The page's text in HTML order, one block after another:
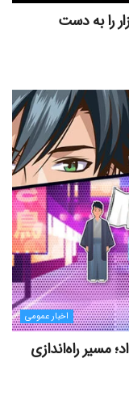
را به دست
اخبار عمومی
مسیر راه‌اندازی